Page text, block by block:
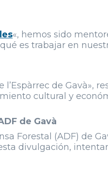
«, hemos sido
es trabajar en
de Gavà»,
cultural y
de Gavà
Forestal (ADF) de
divulgación,